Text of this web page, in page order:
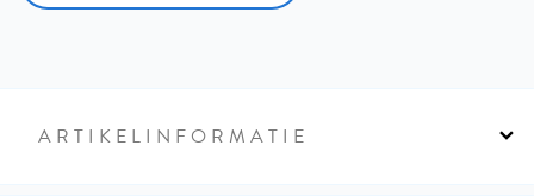
ARTIKELINFORMATIE